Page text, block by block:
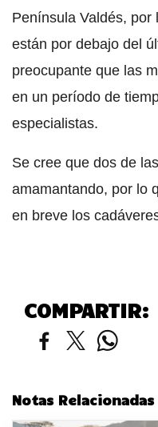
Península Valdés, por
están por debajo del
preocupante que las
en un período de
especialistas.
Se cree que dos de
amamantando, por lo
en breve los
COMPARTIR:
Notas Relacionadas